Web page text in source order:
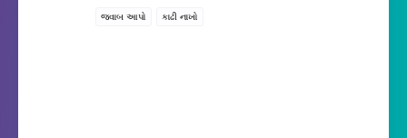
જવાબ આપો કાઢી નાખો